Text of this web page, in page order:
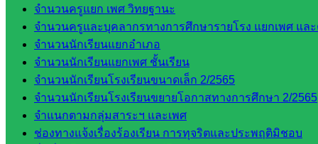
จำนวนครูแยก เพศ วิทยฐานะ
จำนวนครูและบุคลากรทางการศึกษารายโรง แยกเพศ แล
จำนวนนักเรียนแยกอำเภอ
จำนวนนักเรียนแยกเพศ ชั้นเรียน
จำนวนนักเรียนโรงเรียนขนาดเล็ก 2/2565
จำนวนนักเรียนโรงเรียนขยายโอกาสทางการศึกษา 2/2565
จำแนกตามกลุ่มสาระฯ และเพศ
ช่องทางแจ้งเรื่องร้องเรียน การทุจริตและประพฤติมิชอบ
กศน.สระแก้ว
เว็บไซต์
กลุ่มงาน
ใน
สำนักงาน